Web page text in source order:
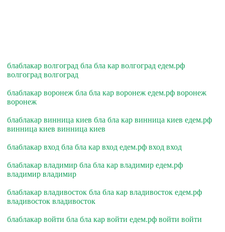
блаблакар волгоград бла бла кар волгоград едем.рф
волгоград волгоград
блаблакар воронеж бла бла кар воронеж едем.рф воронеж
воронеж
блаблакар винница киев бла бла кар винница киев едем.рф
винница киев винница киев
блаблакар вход бла бла кар вход едем.рф вход вход
блаблакар владимир бла бла кар владимир едем.рф
владимир владимир
блаблакар владивосток бла бла кар владивосток едем.рф
владивосток владивосток
блаблакар войти бла бла кар войти едем.рф войти войти